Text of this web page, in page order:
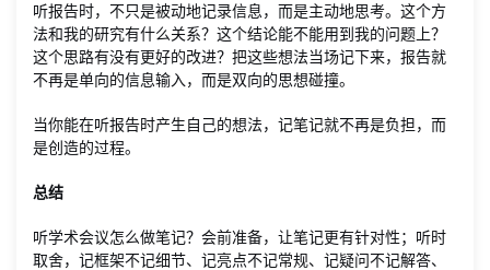
听报告时，不只是被动地记录信息，而是主动地思考。这个方
法和我的研究有什么关系？这个结论能不能用到我的问题上？
这个思路有没有更好的改进？把这些想法当场记下来，报告就
不再是单向的信息输入，而是双向的思想碰撞。
当你能在听报告时产生自己的想法，记笔记就不再是负担，而
是创造的过程。
总结
听学术会议怎么做笔记？会前准备，让笔记更有针对性；听时
取舍，记框架不记细节、记亮点不记常规、记疑问不记解答、